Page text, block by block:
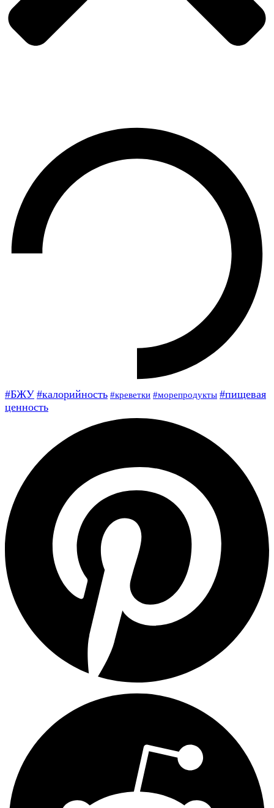
#БЖУ #калорийность #креветки #морепродукты #пищевая
ценность